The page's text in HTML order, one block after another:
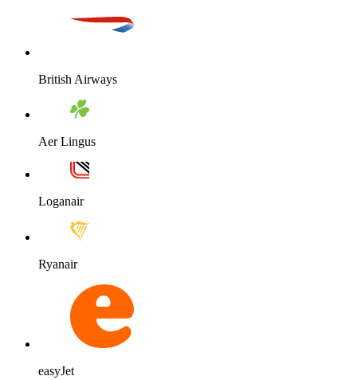
British Airways
Aer Lingus
Loganair
Ryanair
easyJet